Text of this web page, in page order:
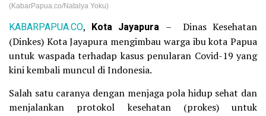
(KabarPapua.co/Natalya Yoku)
KABARPAPUA.CO, Kota Jayapura – Dinas Kesehatan
(Dinkes) Kota Jayapura mengimbau warga ibu kota Papua
untuk waspada terhadap kasus penularan Covid-19 yang
kini kembali muncul di Indonesia.
Salah satu caranya dengan menjaga pola hidup sehat dan
menjalankan protokol kesehatan (prokes) untuk